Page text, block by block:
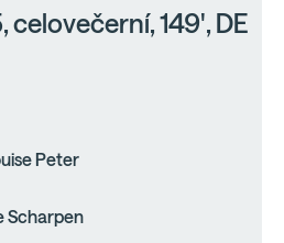
celovečerní, 149', DE
Peter
Scharpen